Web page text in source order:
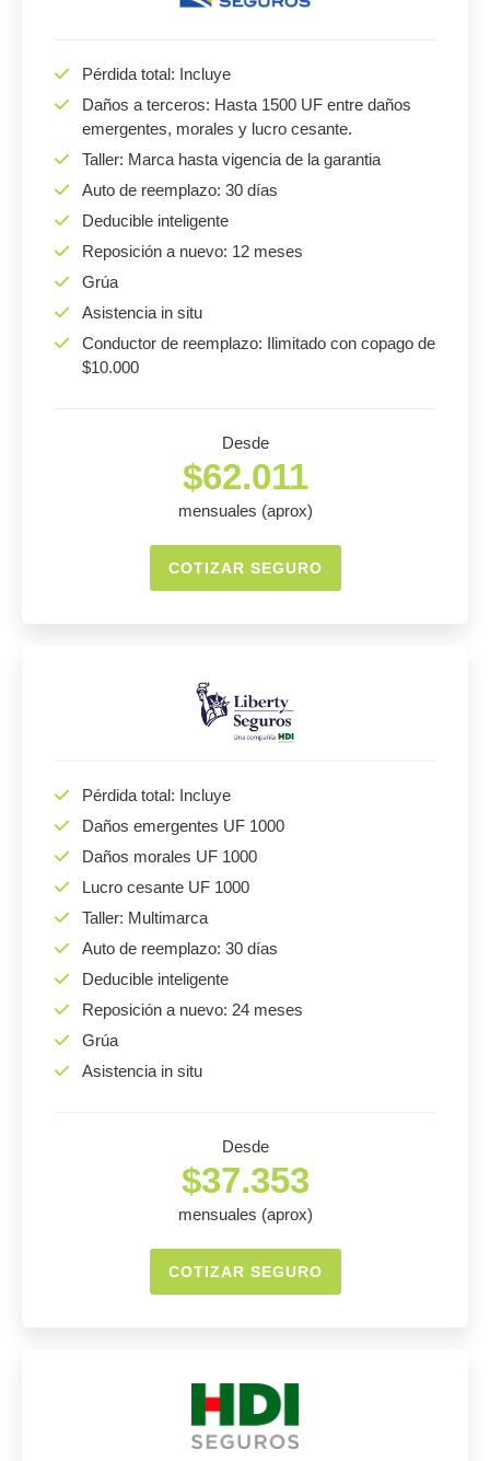
Pérdida total: Incluye
Daños a terceros: Hasta 1500 UF entre daños
emergentes, morales y lucro cesante.
Taller: Marca hasta vigencia de la garantia
Auto de reemplazo: 30 días
Deducible inteligente
Reposición a nuevo: 12 meses
Grúa
Asistencia in situ
Conductor de reemplazo: Ilimitado con copago de
$10.000
Desde
$62.011
mensuales (aprox)
COTIZAR SEGURO
Pérdida total: Incluye
Daños emergentes UF 1000
Daños morales UF 1000
Lucro cesante UF 1000
Taller: Multimarca
Auto de reemplazo: 30 días
Deducible inteligente
Reposición a nuevo: 24 meses
Grúa
Asistencia in situ
Desde
$37.353
mensuales (aprox)
COTIZAR SEGURO